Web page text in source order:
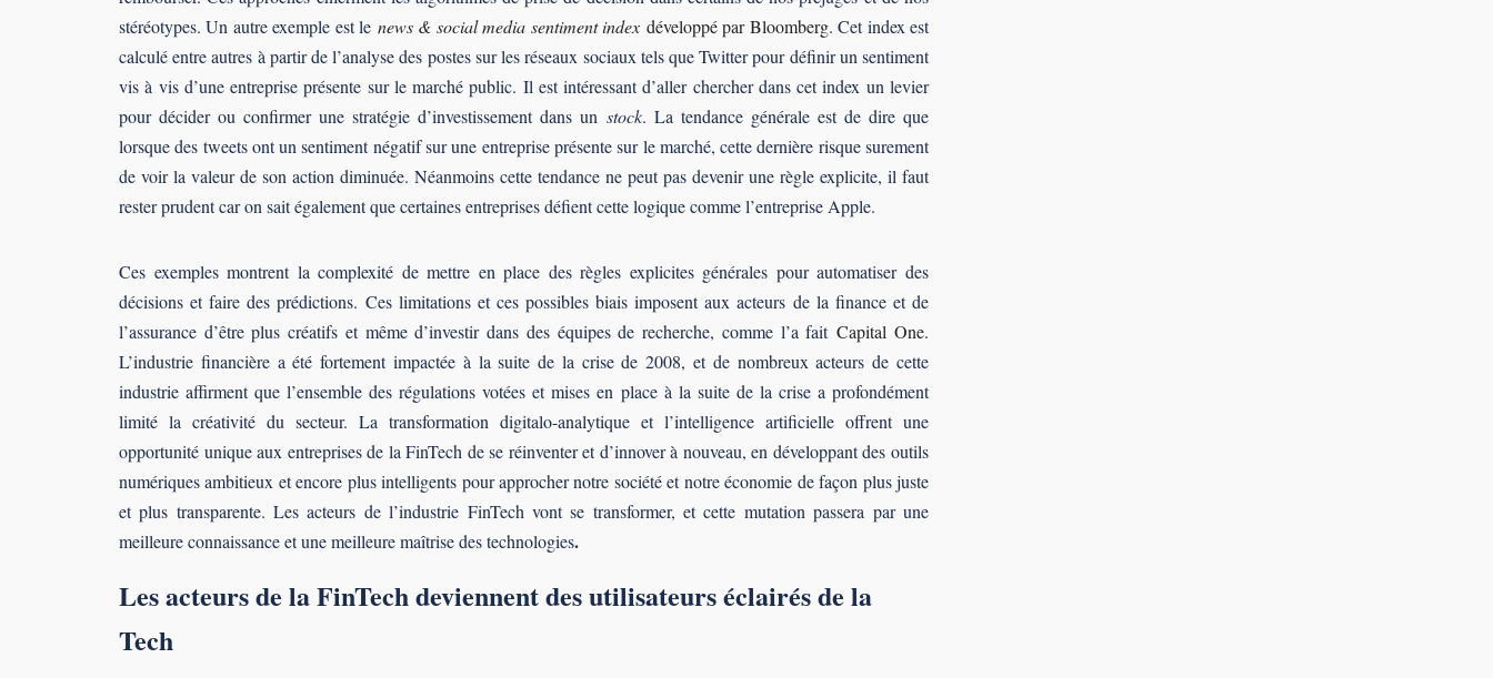
stéréotypes. Un autre exemple est le news & social media sentiment index développé par Bloomberg. Cet index est
calculé entre autres à partir de l’analyse des postes sur les réseaux sociaux tels que Twitter pour définir un sentiment
vis à vis d’une entreprise présente sur le marché public. Il est intéressant d’aller chercher dans cet index un levier
pour décider ou confirmer une stratégie d’investissement dans un stock. La tendance générale est de dire que
lorsque des tweets ont un sentiment négatif sur une entreprise présente sur le marché, cette dernière risque surement
de voir la valeur de son action diminuée. Néanmoins cette tendance ne peut pas devenir une règle explicite, il faut
rester prudent car on sait également que certaines entreprises défient cette logique comme l’entreprise Apple.
Ces exemples montrent la complexité de mettre en place des règles explicites générales pour automatiser des
décisions et faire des prédictions. Ces limitations et ces possibles biais imposent aux acteurs de la finance et de
l’assurance d’être plus créatifs et même d’investir dans des équipes de recherche, comme l’a faitCapital One.
L’industrie financière a été fortement impactée à la suite de la crise de 2008, et de nombreux acteurs de cette
industrie affirment que l’ensemble des régulations votées et mises en place à la suite de la crise a profondément
limité la créativité du secteur. La transformation digitalo-analytique et l’intelligence artificielle offrent une
opportunité unique aux entreprises de la FinTech de se réinventer et d’innover à nouveau, en développant des outils
numériques ambitieux et encore plus intelligents pour approcher notre société et notre économie de façon plus juste
et plus transparente. Les acteurs de l’industrie FinTech vont se transformer, et cette mutation passera par une
meilleure connaissance et une meilleure maîtrise des technologies.
Les acteurs de la FinTech deviennent des utilisateurs éclairés de la
Tech